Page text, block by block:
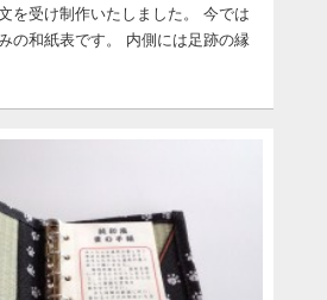
を受け制作いたしました。 今では
の和紙表です。 内側には足跡の縁